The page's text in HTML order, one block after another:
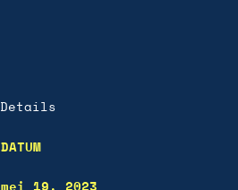
Details
DATUM
mei 19, 2023